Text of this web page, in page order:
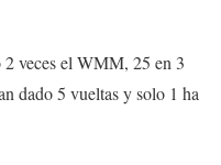
2 veces el WMM, 25 en 3
dado 5 vueltas y solo 1 ha